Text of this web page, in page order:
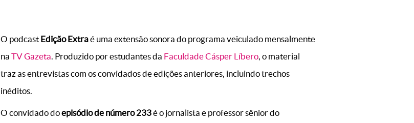
O podcast Edição Extraé uma extensão sonora do programa veiculado mensalmente
naTV Gazeta. Produzido por estudantes da Faculdade Cásper Líbero, o material
traz as entrevistas com os convidados de edições anteriores, incluindo trechos
inéditos.
O convidado doepisódio de número 233é o jornalista e professor sênior do